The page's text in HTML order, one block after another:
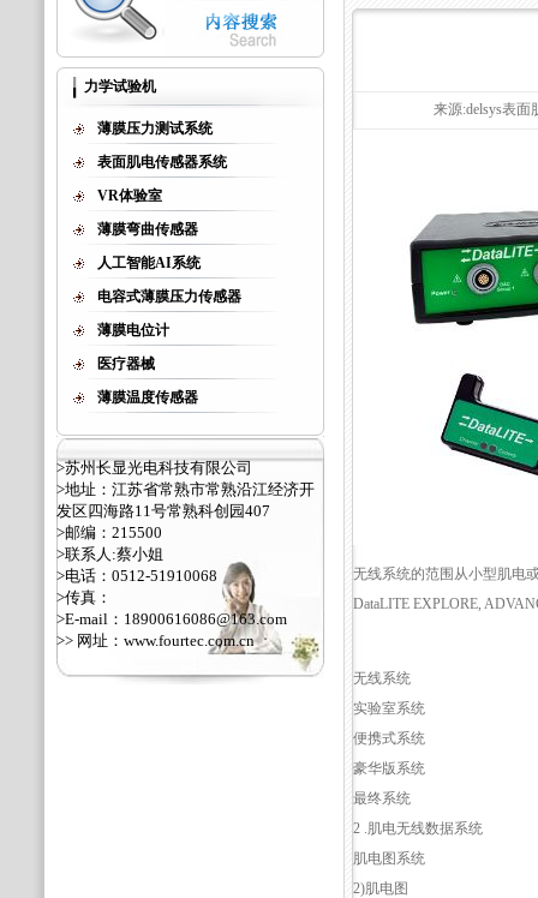
力学试验机
薄膜压力测试系统
表面肌电传感器系统
VR体验室
薄膜弯曲传感器
人工智能AI系统
电容式薄膜压力传感器
薄膜电位计
医疗器械
薄膜温度传感器
>苏州长显光电科技有限公司
>地址：江苏省常熟市常熟沿江经济开
发区四海路11号常熟科创园407
>邮编：215500
>联系人:蔡小姐
>电话：0512-51910068
>传真：
>E-mail：18900616086@163.com
>> 网址： www.fourtec.com.cn
来源:delsys表面
无线系统的范围从小型肌电
DataLITE EXPLORE,
无线系统
实验室系统
便携式系统
豪华版系统
最终系统
2 .肌电无线数据系统
肌电图系统
2)肌电图